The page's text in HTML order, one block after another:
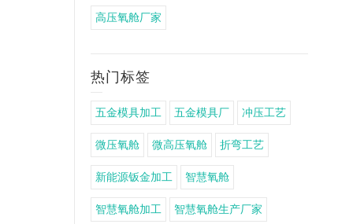
高压氧舱厂家
热门标签
五金模具加工 五金模具厂 冲压工艺
微压氧舱 微高压氧舱 折弯工艺
新能源钣金加工 智慧氧舱
智慧氧舱加工 智慧氧舱生产厂家